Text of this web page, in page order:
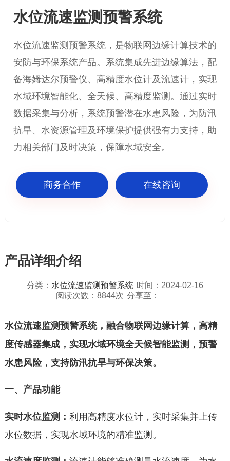
水位流速监测预警系统
水位流速监测预警系统，是物联网边缘计算技术的
安防与环保系统产品。系统集成先进边缘算法，配
备海姆达尔预警仪、高精度水位计及流速计，实现
水域环境智能化、全天候、高精度监测。通过实时
数据采集与分析，系统预警潜在水患风险，为防汛
抗旱、水资源管理及环境保护提供强有力支持，助
力相关部门及时决策，保障水域安全。
商务合作 在线咨询
产品详细介绍
分类： 水位流速监测预警系统 时间：2024-02-16
阅读次数：8844次 分享至：
水位流速监测预警系统，融合物联网边缘计算，高精
度传感器集成，实现水域环境全天候智能监测，预警
水患风险，支持防汛抗旱与环保决策。
一、产品功能
实时水位监测： 利用高精度水位计，实时采集并上传
水位数据，实现水域环境的精准监测。